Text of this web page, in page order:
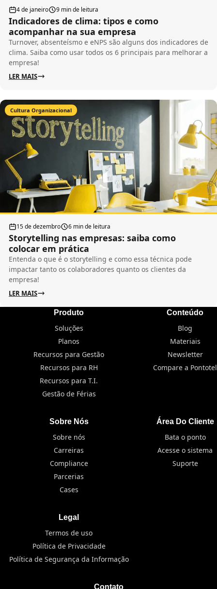
4 de janeiro 9 min de leitura
Indicadores de clima: tipos e como
acompanhar na sua empresa
Turnover, absenteísmo e eNPS são alguns dos indicadores de
clima. Saiba como usar todos os 6 principais para melhorar a
empresa!
LER MAIS
Cultura Organizacional
15 de dezembro 6 min de leitura
Storytelling nas empresas: saiba como
colocar em prática
Entenda o que é o storytelling e como essa técnica pode
impactar tanto os colaboradores quanto os clientes da
empresa!
LER MAIS
Produto
Soluções
Planos
Recursos para Gestão
Recursos para RH
Recursos para T.I.
Gestão de Férias
Conteúdo
Blog
Materiais
Newsletter
Compare a Pontotel
Sobre Nós
Sobre nós
Carreiras
Compliance
Parcerias
Cases
Área Do Cliente
Bata o ponto
Acesse o sistema
Suporte
Legal
Termos de uso
Política de Privacidade
Política de Segurança da Informação
Contato